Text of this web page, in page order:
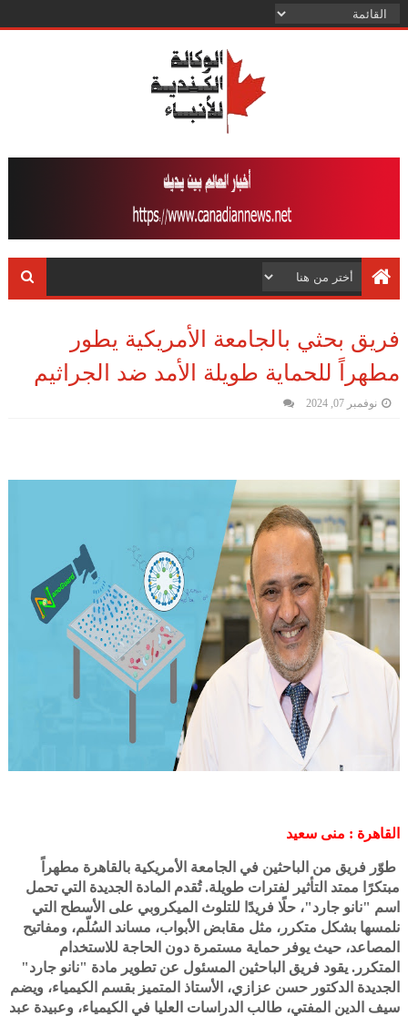
فريق بحثي بالجامعة الأمريكية يطور
مطهراً للحماية طويلة الأمد ضد الجراثيم
نوفمبر 07, 2024
القاهرة : منى سعيد
طوّر فريق من الباحثين في الجامعة الأمريكية بالقاهرة مطهراً
مبتكرًا ممتد التأثير لفترات طويلة. تُقدم المادة الجديدة التي تحمل
اسم "نانو جارد"، حلًا فريدًا للتلوث الميكروبي على الأسطح التي
نلمسها بشكل متكرر، مثل مقابض الأبواب، مساند السُلّم، ومفاتيح
المصاعد، حيث يوفر حماية مستمرة دون الحاجة للاستخدام
المتكرر. يقود فريق الباحثين المسئول عن تطوير مادة "نانو جارد"
الجديدة الدكتور حسن عزازي، الأستاذ المتميز بقسم الكيمياء، ويضم
سيف الدين المفتي، طالب الدراسات العليا في الكيمياء، وعبيدة عبد